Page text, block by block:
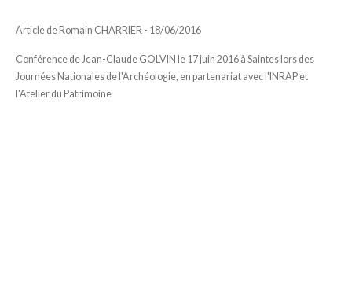
Article de Romain CHARRIER - 18/06/2016
Conférence de Jean-Claude GOLVIN le 17 juin 2016 à Saintes lors des
Journées Nationales de l'Archéologie, en partenariat avec l'INRAP et
l'Atelier du Patrimoine